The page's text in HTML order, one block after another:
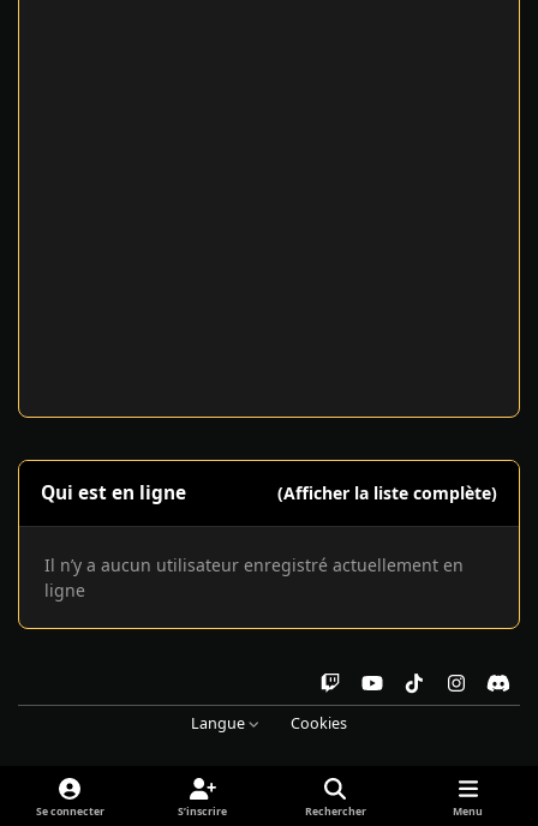
Qui est en ligne (Afficher la liste complète)
Il n’y a aucun utilisateur enregistré actuellement en
ligne
w
i
o
i
n
d
i
o
Langue Cookies
Se connecter S’inscrire Rechercher Menu